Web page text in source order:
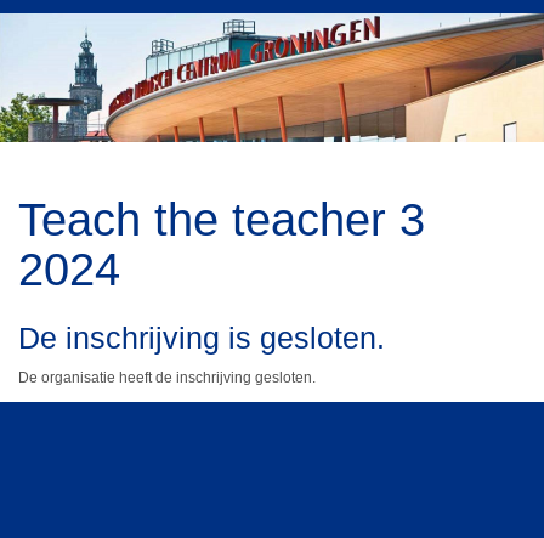
Teach the teacher 3
2024
De inschrijving is gesloten.
De organisatie heeft de inschrijving gesloten.